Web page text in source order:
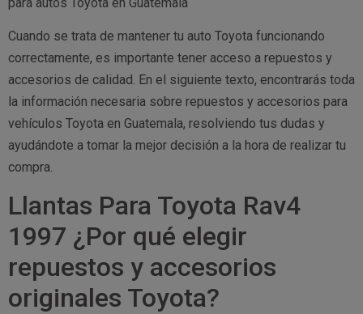
Cuando se trata de mantener tu auto Toyota funcionando
correctamente, es importante tener acceso a repuestos y
accesorios de calidad. En el siguiente texto, encontrarás toda
la información necesaria sobre repuestos y accesorios para
vehículos Toyota en Guatemala, resolviendo tus dudas y
ayudándote a tomar la mejor decisión a la hora de realizar tu
compra.
Llantas Para Toyota Rav4
1997 ¿Por qué elegir
repuestos y accesorios
originales Toyota?